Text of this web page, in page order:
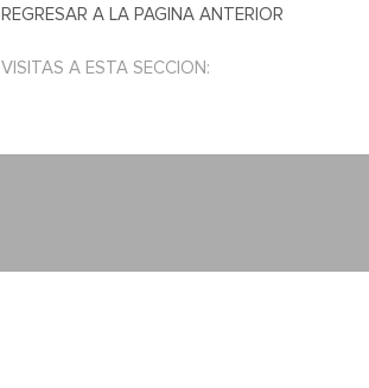
REGRESAR A LA PAGINA ANTERIOR
VISITAS A ESTA SECCION: